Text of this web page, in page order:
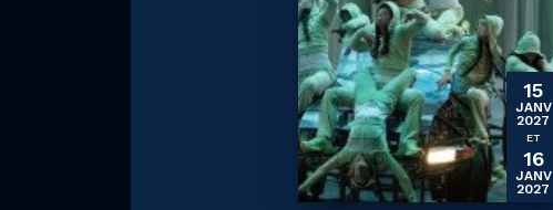
15
JANV
2027
ET
16
JANV
2027